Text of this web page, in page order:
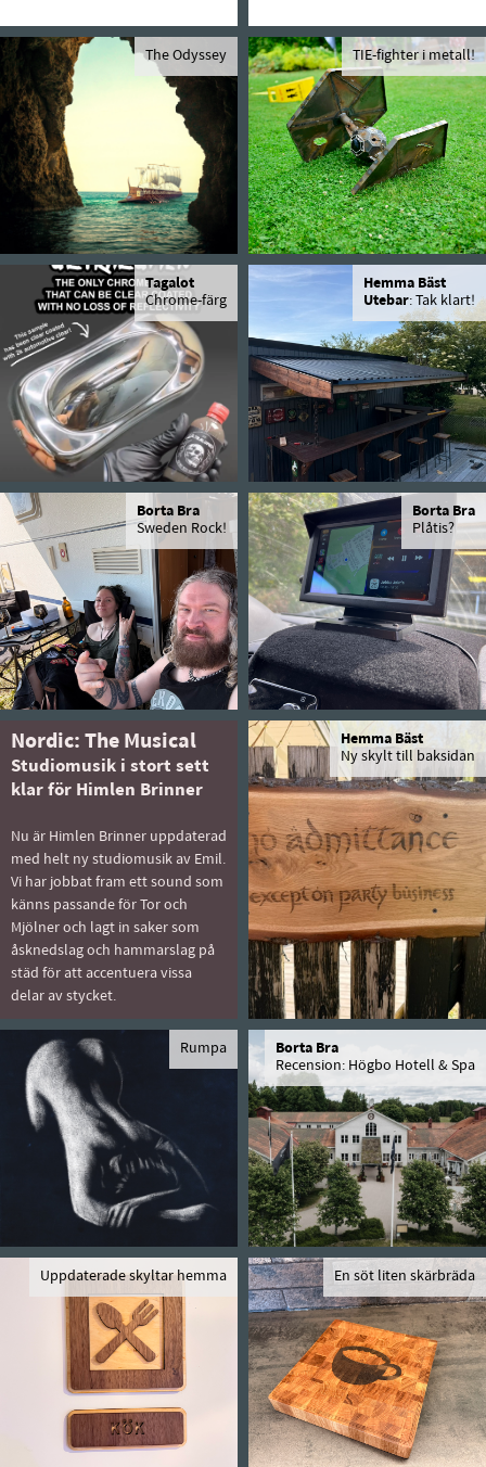
The Odyssey TIE-fighter i metall!
Tagalot
Chrome-färg
Hemma Bäst
Utebar: Tak klart!
Borta Bra
Sweden Rock!
Borta Bra
Plåtis?
Nordic: The Musical
Studiomusik i stort sett
klar för Himlen Brinner
Nu är Himlen Brinner uppdaterad
med helt ny studiomusik av Emil.
Vi har jobbat fram ett sound som
känns passande för Tor och
Mjölner och lagt in saker som
åsknedslag och hammarslag på
städ för att accentuera vissa
delar av stycket.
Hemma Bäst
Ny skylt till baksidan
Rumpa
Borta Bra
Recension: Högbo Hotell & Spa
Uppdaterade skyltar hemma En söt liten skärbräda